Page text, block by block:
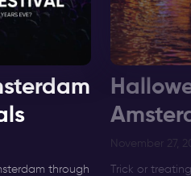
through
November 27,
Trick or